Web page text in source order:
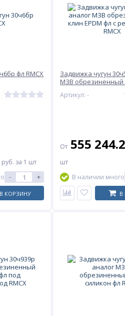
фл RMCX
руб. за 1 шт
- +
В КОРЗИНУ
Задвижка чугун
МЗВ обрезиненный
фл с редуктором
Артикул: -
От 555
шт
В наличии много
В